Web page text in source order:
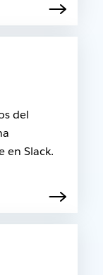
del
en Slack.